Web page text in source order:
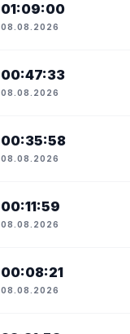
01:09:00
08.08.2026
00:47:33
08.08.2026
00:35:58
08.08.2026
00:11:59
08.08.2026
00:08:21
08.08.2026